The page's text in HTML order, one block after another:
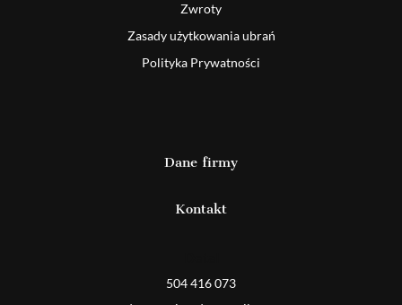
Zwroty
Zasady użytkowania ubrań
Polityka Prywatności
Dane firmy
Kontakt
504 416 073